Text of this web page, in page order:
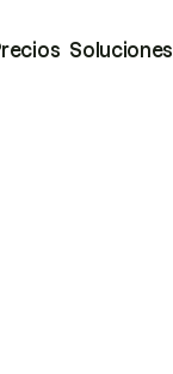
Soluciones